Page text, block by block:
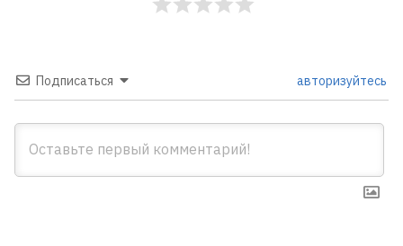
Подписаться авторизуйтесь